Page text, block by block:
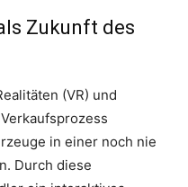
Zukunft des
(VR) und
in einer noch nie
Durch diese